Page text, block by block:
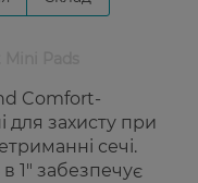
Comfort-
для захисту при
сечі.
1" забезпечує